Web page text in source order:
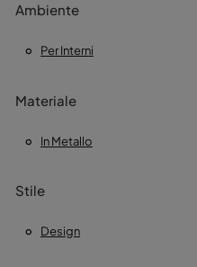
Ambiente
Per Interni
Materiale
In Metallo
Stile
Design